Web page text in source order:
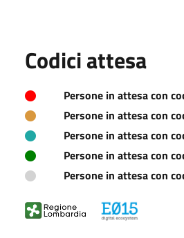
Codici attesa
Persone in attesa con
Persone in attesa con
Persone in attesa con
Persone in attesa con
Persone in attesa con